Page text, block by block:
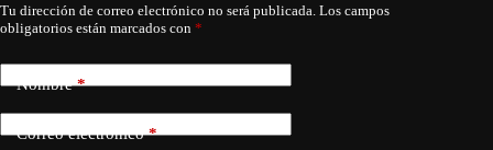
Tu dirección de correo electrónico no será publicada. Los campos
obligatorios están marcados con *
Nombre*
Correo electrónico*